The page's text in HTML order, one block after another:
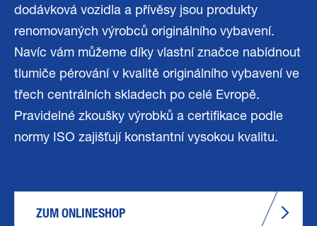
dodávková vozidla a přívěsy jsou produkty
renomovaných výrobců originálního vybavení.
Navíc vám můžeme díky vlastní značce nabídnout
tlumiče pérování v kvalitě originálního vybavení ve
třech centrálních skladech po celé Evropě.
Pravidelné zkoušky výrobků a certifikace podle
normy ISO zajišťují konstantní vysokou kvalitu.
ZUM ONLINESHOP